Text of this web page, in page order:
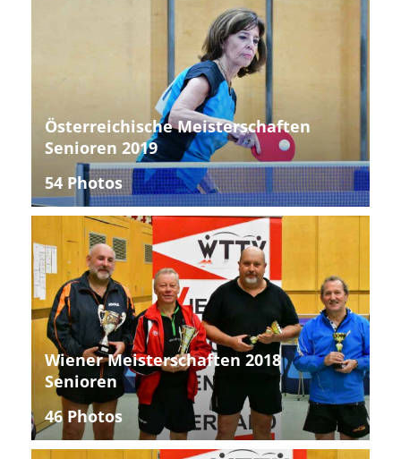
Österreichische Meisterschaften
Senioren 2019
54 Photos
Wiener Meisterschaften 2018
Senioren
46 Photos